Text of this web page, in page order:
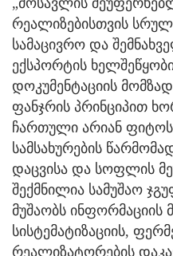
რეალიზებისთვის
სამაცივრო და
ექსპორტის
დოკუმენტაციის
ფანჯრის პრინციპით
ჩართული არიან
სამსახურების
დაცვისა და სოფლის
შექმნილია სამუშაო
მუშაობს ინფორმაციის
სისტემატიზაციის,
რეალიზატორების